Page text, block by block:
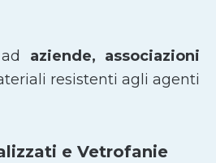
aziende, associazioni
resistenti agli agenti
e Vetrofanie